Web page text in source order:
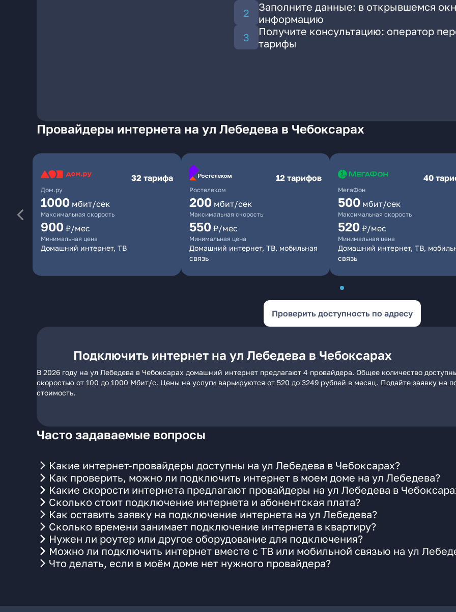
Заполните данные: в открывшемся
информацию
Получите консультацию: оператор
тарифы
Провайдеры интернета на ул Лебедева в Чебоксарах
Дом.ру
32 тарифа
1000 мбит/сек
Максимальная скорость
900 ₽/мес
Минимальная цена
Домашний интернет, ТВ
Ростелеком
12 тарифов
200 мбит/сек
Максимальная скорость
550 ₽/мес
Минимальная цена
Домашний интернет, ТВ, мобильная
связь
МегаФон
40
500 мбит/сек
Максимальная скорость
520 ₽/мес
Минимальная цена
Домашний интернет, ТВ,
связь
Проверить доступность по адресу
Подключить интернет на ул Лебедева в Чебоксарах
В 2026 году на ул Лебедева в Чебоксарах домашний интернет предлагают 4 провайдера. Общее количество
скоростью от 100 до 1000 Мбит/с. Цены на услуги варьируются от 520 до 3249 рублей в месяц. Подайте заявку на
стоимость.
Часто задаваемые вопросы
Какие интернет-провайдеры доступны на ул Лебедева в Чебоксарах?
Как проверить, можно ли подключить интернет в моем доме на ул Лебедева?
Какие скорости интернета предлагают провайдеры на ул Лебедева в
Сколько стоит подключение интернета и абонентская плата?
Как оставить заявку на подключение интернета на ул Лебедева?
Сколько времени занимает подключение интернета в квартиру?
Нужен ли роутер или другое оборудование для подключения?
Можно ли подключить интернет вместе с ТВ или мобильной связью на ул
Что делать, если в моём доме нет нужного провайдера?